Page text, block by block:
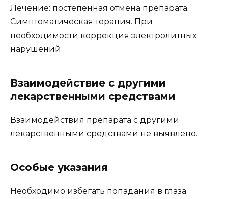
Лечение: постепенная отмена препарата.
Симптоматическая терапия. При
необходимости коррекция электролитных
нарушений.
Взаимодействие с другими
лекарственными средствами
Взаимодействия препарата с другими
лекарственными средствами не выявлено.
Особые указания
Необходимо избегать попадания в глаза.